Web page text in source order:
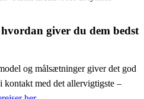
giver du dem bedst
og målsætninger giver det god
kontakt med det allervigtigste –